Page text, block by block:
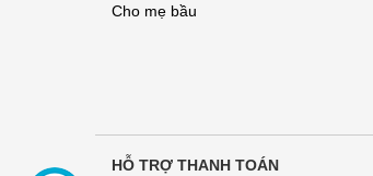
Cho mẹ bầu
HỖ TRỢ THANH TOÁN